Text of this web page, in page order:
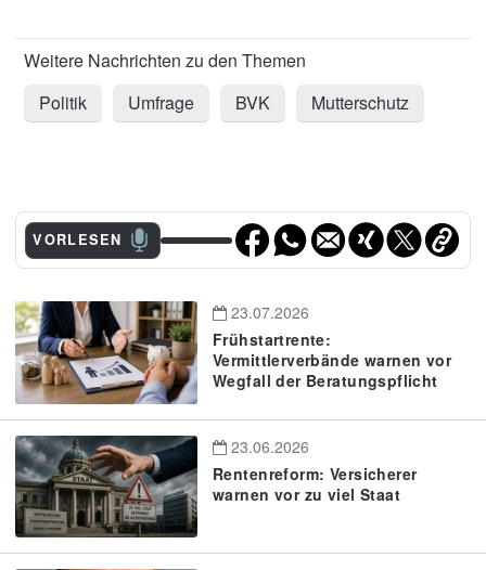
Politik Umfrage BVK Mutterschutz
VORLESEN
23.07.2026
Frühstartrente:
Vermittlerverbände warnen vor
Wegfall der Beratungspflicht
23.06.2026
Rentenreform: Versicherer
warnen vor zu viel Staat